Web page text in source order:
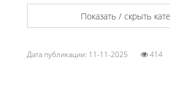
Показать / скрыть
Дата публикации: 11-11-2025 414